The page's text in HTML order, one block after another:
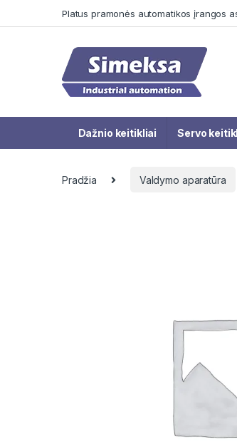
Platus pramonės automatikos įrangos
Dažnio keitikliai Servo
Pradžia Valdymo aparatūra